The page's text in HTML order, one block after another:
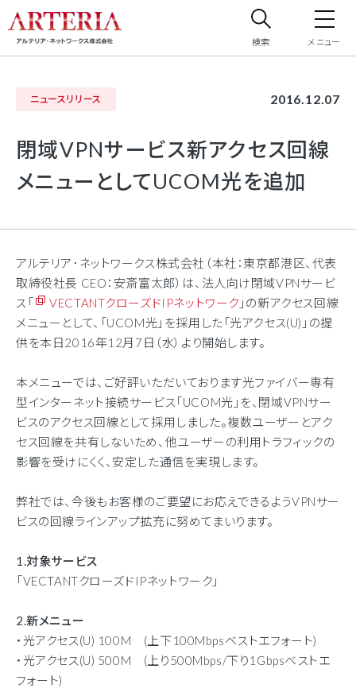
検索 メニュー
ニュースリリース 2016.12.07
閉域VPNサービス新アクセス回線
メニューとしてUCOM光を追加
アルテリア･ネットワークス株式会社（本社：東京都港区、代表
取締役社長 CEO：安斎富太郎）は、法人向け閉域VPNサービ
ス「
VECTANTクローズドIPネットワーク 」の新アクセス回線
メニューとして、「UCOM光」を採用した「光アクセス(U)」の提
供を本日2016年12月7日（水）より開始します。
本メニューでは、ご好評いただいております光ファイバー専有
型インターネット接続サービス「UCOM光」を、閉域VPNサー
ビスのアクセス回線として採用しました。複数ユーザーとアク
セス回線を共有しないため、他ユーザーの利用トラフィックの
影響を受けにくく、安定した通信を実現します。
弊社では、今後もお客様のご要望にお応えできるようVPNサー
ビスの回線ラインアップ拡充に努めてまいります。
1.対象サービス
「VECTANTクローズドIPネットワーク」
2.新メニュー
・光アクセス(U) 100M (上下100Mbpsベストエフォート)
・光アクセス(U) 500M (上り500Mbps/下り1Gbpsベストエ
フォート)